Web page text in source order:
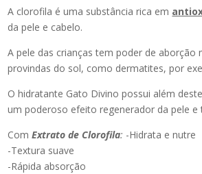
A clorofila é uma substância rica em
da pele e cabelo.
A pele das crianças tem poder de
provindas do sol, como dermatites, por
O hidratante Gato Divino possui além
um poderoso efeito regenerador da pele
Com Extrato de Clorofila: -Hidrata e nutre
-Textura suave
-Rápida absorção